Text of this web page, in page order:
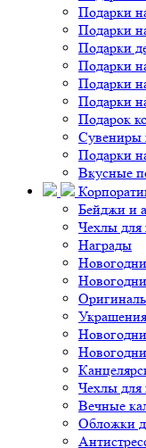
Подарки
Подарки
Подарки
Подарки
Подарки
Подарки
Подарок
Сувениры
Подарки
Вкусные
Бейджи и
Чехлы для
Награды
Чехлы для
Вечные
Обложки